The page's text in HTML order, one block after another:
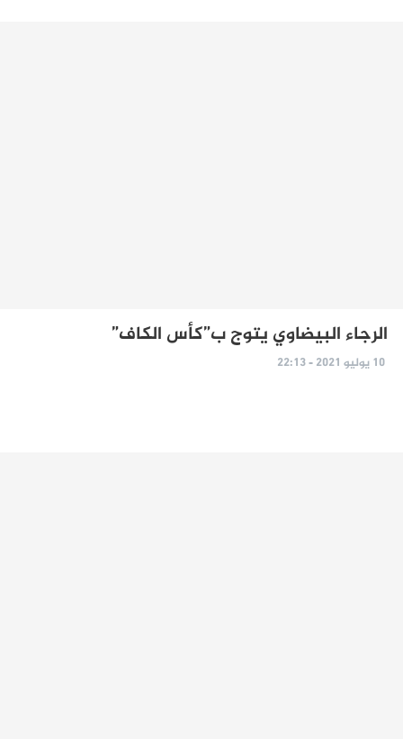
الرجاء البيضاوي يتوج ب”كأس الكاف”
10 يوليو 2021 - 22:13